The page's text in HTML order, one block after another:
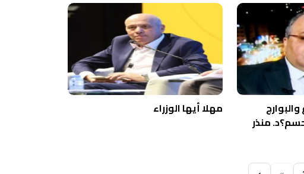
منذر
مهلا أيها الوزراء